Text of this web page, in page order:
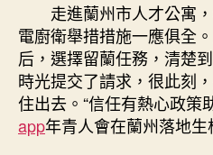
走進蘭州市人才公寓
電廚衛舉措措施一應俱全
后，選擇留蘭任務，清楚
時光提交了請求，很此刻
住出去。“信任有熱心政策
app年青人會在蘭州落地生